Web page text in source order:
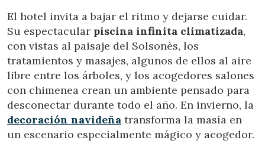
El hotel invita a bajar el ritmo y dejarse cuidar.
Su espectacular piscina infinita climatizada,
con vistas al paisaje del Solsonès, los
tratamientos y masajes, algunos de ellos al aire
libre entre los árboles, y los acogedores salones
con chimenea crean un ambiente pensado para
desconectar durante todo el año. En invierno, la
decoración navideña transforma la masía en
un escenario especialmente mágico y acogedor.